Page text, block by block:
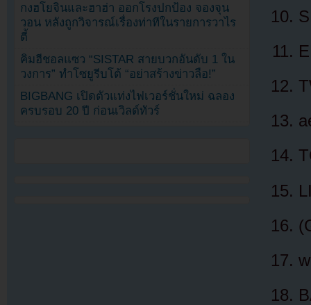
กงฮโยจินและฮาฮ่า ออกโรงปกป้อง จองจุน
วอน หลังถูกวิจารณ์เรื่องท่าทีในรายการวาไร
ตี้
คิมฮีชอลแซว “SISTAR สายบวกอันดับ 1 ใน
วงการ” ทำโซยูรีบโต้ “อย่าสร้างข่าวลือ!”
BIGBANG เปิดตัวแท่งไฟเวอร์ชั่นใหม่ ฉลอง
ครบรอบ 20 ปี ก่อนเวิลด์ทัวร์